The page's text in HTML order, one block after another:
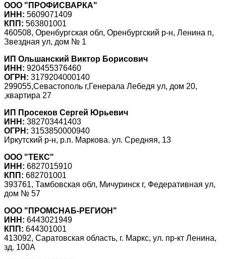
ООО "ПРОФИСВАРКА"
ИНН: 5609071409
КПП: 563801001
460508, Оренбургская обл, Оренбургский р-н, Ленина п,
Звездная ул, дом № 1
ИП Ольшанский Виктор Борисович
ИНН: 920455376460
ОГРН: 3179204000140
299055,Севастополь г,Генерала Лебедя ул, дом 20,
,квартира 27
ИП Просеков Сергей Юрьевич
ИНН: 382703441403
ОГРН: 3153850000940
Иркутский р-н, р.п. Маркова. ул. Средняя, 13
ООО "ТЕКС"
ИНН: 6827015910
КПП: 682701001
393761, Тамбовская обл, Мичуринск г, Федеративная ул,
дом № 57
ООО "ПРОМСНАБ-РЕГИОН"
ИНН: 6443021949
КПП: 644301001
413092, Саратовская область, г. Маркс, ул. пр-кт Ленина,
зд. 100А